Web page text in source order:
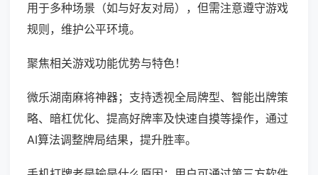
用于多种场景（如与好友对局），但需注意遵守游戏
规则，维护公平环境。
聚焦相关游戏功能优势与特色！
微乐湖南麻将神器；支持透视全局牌型、智能出牌策
略、暗杠优化、提高好牌率及快速自摸等操作，通过
AI算法调整牌局结果，提升胜率。